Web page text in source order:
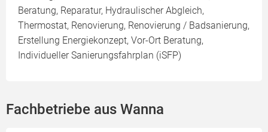
Beratung, Reparatur, Hydraulischer Abgleich,
Thermostat, Renovierung, Renovierung / Badsanierung,
Erstellung Energiekonzept, Vor-Ort Beratung,
Individueller Sanierungsfahrplan (iSFP)
Fachbetriebe aus Wanna